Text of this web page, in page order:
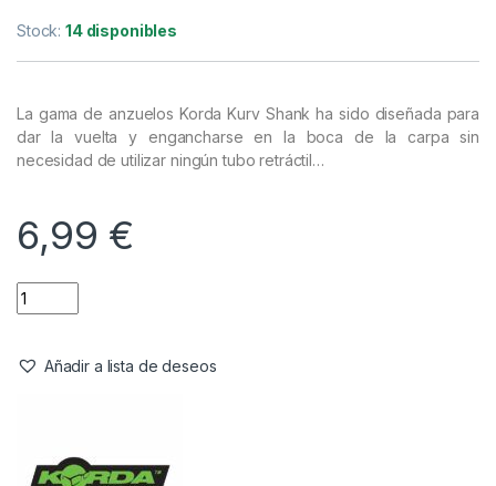
Stock:14 disponibles
La gama de anzuelos Korda Kurv Shank ha sido diseñada para
dar la vuelta y engancharse en la boca de la carpa sin
necesidad de utilizar ningún tubo retráctil…
6,99 €
Añadir a lista de deseos